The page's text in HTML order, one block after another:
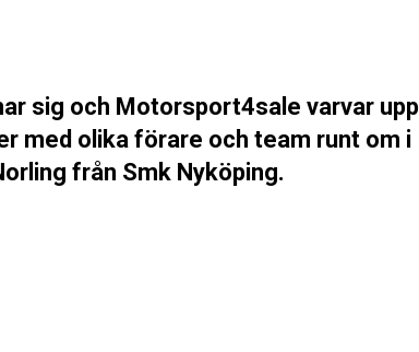
sig och Motorsport4sale varvar upp
med olika förare och team runt om i
från Smk Nyköping.